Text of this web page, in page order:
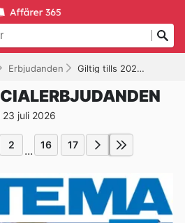
Erbjudanden Giltig tills 2026-07-23
juli 2026
2 ... 16 17